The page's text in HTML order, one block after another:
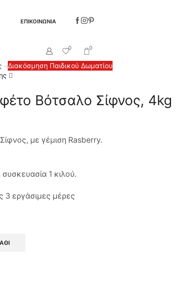
ΕΠΙΚΟΙΝΩΝΙΑ
0 0
Διακόσμηση Παιδικού Δωματίου
Βότσαλο Σίφνος, 4kg
με γέμιση Rasberry.
1 κιλού.
εργάσιμες μέρες